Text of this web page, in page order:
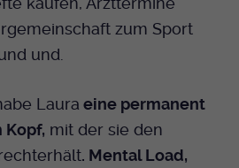
zum Sport
und.
Laura eine permanent
Kopf, mit der sie den
. Mental Load,
[n]
nur essentieller Cookies wird
Cookie am Ende der Sitzung
Ansonsten 1 Monat.